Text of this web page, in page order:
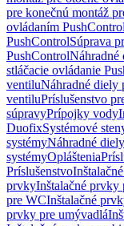
pre konečnú montáž
ovládaním PushControl
PushControlSúprava
PushControlNáhradné
stláčacie ovládanie
ventiluNáhradné diely
ventiluPríslušenstvo
súpravyPrípojky vody
DuofixSystémové
systémyNáhradné
systémyOpláštenia
Príslušenstvo
prvkyInštalačné prvky
pre WCInštalačné
prvky pre umývadlá